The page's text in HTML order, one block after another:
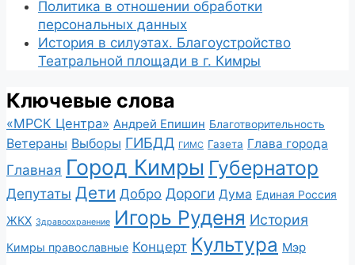
Политика в отношении обработки
персональных данных
История в силуэтах. Благоустройство
Театральной площади в г. Кимры
Ключевые слова
«МРСК Центра» Андрей Епишин Благотворительность
Ветераны Выборы ГИБДД ГИМС Газета Глава города
Главная Город Кимры Губернатор
Депутаты Дети Добро Дороги Дума Единая Россия
ЖКХ Здравоохранение Игорь Руденя История
Кимры православные Концерт Культура Мэр